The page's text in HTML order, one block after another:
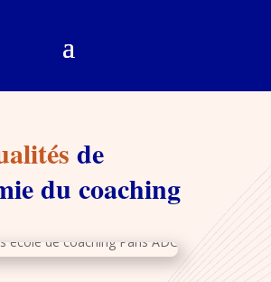
de
du coaching